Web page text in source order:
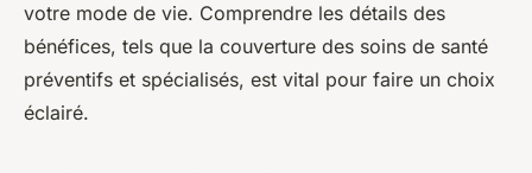
votre mode de vie. Comprendre les détails des
bénéfices, tels que la couverture des soins de santé
préventifs et spécialisés, est vital pour faire un choix
éclairé.